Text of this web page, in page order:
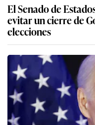
El Senado de
evitar un cierre de
elecciones